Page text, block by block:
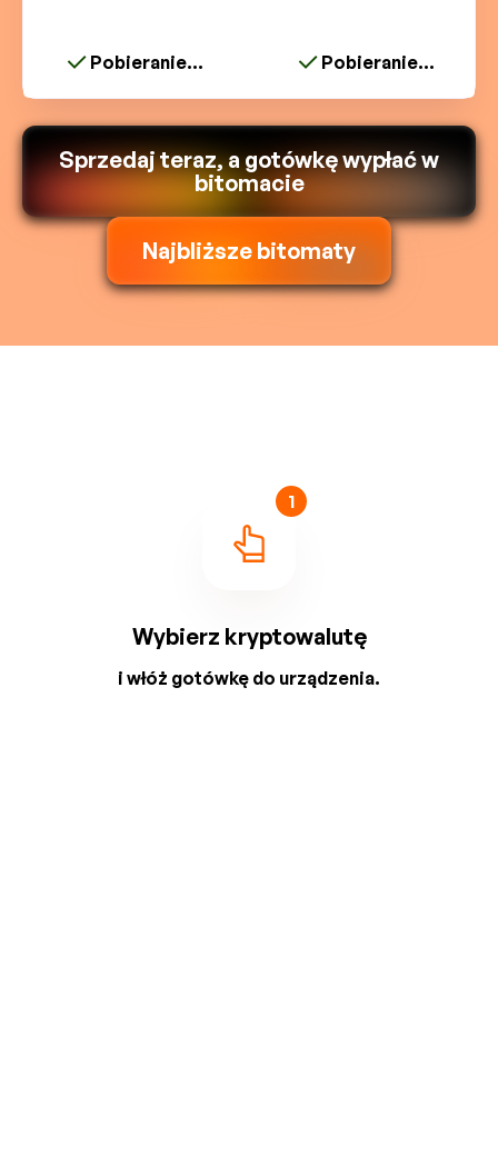
Pobieranie... Pobieranie...
Sprzedaj teraz, a gotówkę wypłać w
bitomacie
Najbliższe bitomaty
1
Wybierz kryptowalutę
i włóż gotówkę do urządzenia.